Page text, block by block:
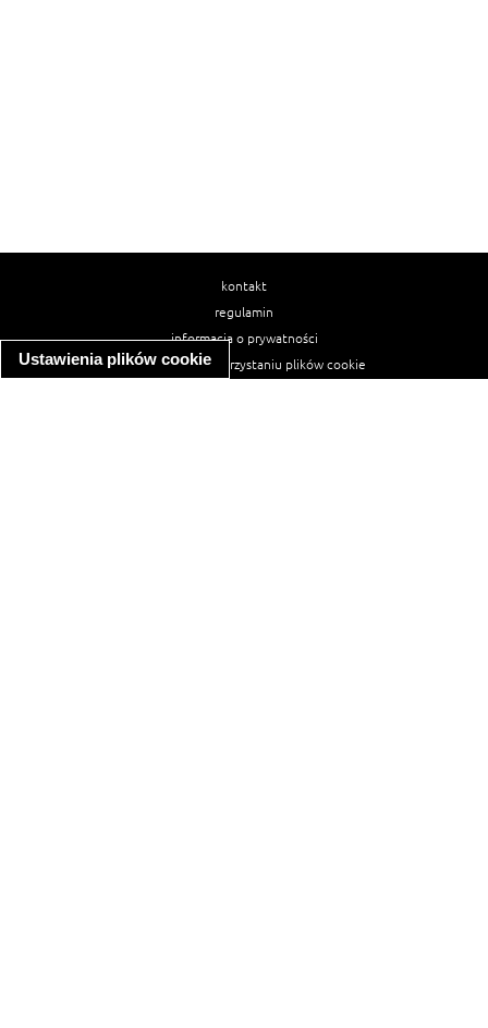
Ustawienia plików cookie
kontakt
regulamin
informacja o prywatności
informacja o wykorzystaniu plików cookie